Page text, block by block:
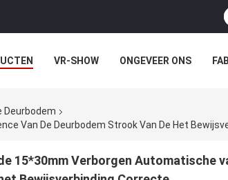
VR-SHOW ONGEVEER ONS
Deurbodem
Van De Deurbodem Strook Van De Het
15*30mm Verborgen Automatische